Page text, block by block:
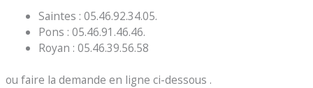
Saintes : 05.46.92.34.05.
Pons : 05.46.91.46.46.
Royan : 05.46.39.56.58
ou faire la demande en ligne ci-dessous .